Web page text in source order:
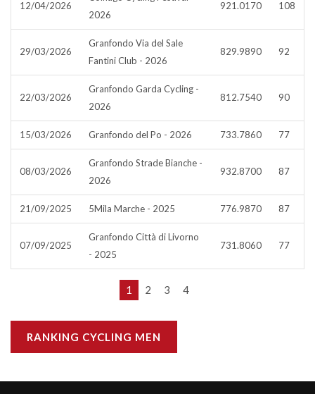
12/04/2026
2026
921.0170 108
29/03/2026
Granfondo Via del Sale
Fantini Club - 2026
829.9890 92
22/03/2026
Granfondo Garda Cycling -
2026
812.7540 90
15/03/2026 Granfondo del Po - 2026 733.7860 77
08/03/2026
Granfondo Strade Bianche -
2026
932.8700 87
21/09/2025 5Mila Marche - 2025 776.9870 87
07/09/2025
Granfondo Città di Livorno
- 2025
731.8060 77
1 2 3 4
RANKING CYCLING MEN